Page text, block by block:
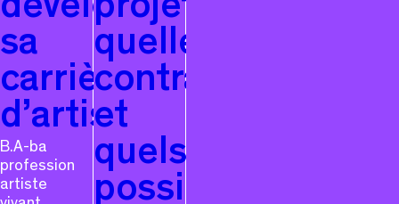
developper
sa
carrière
d’artiste
B.A-ba
profession
artiste
quelles
contraintes
et
quels
possibles